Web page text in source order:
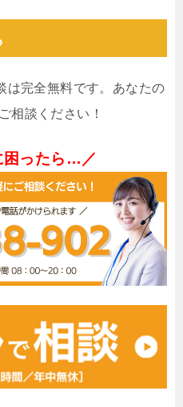
は完全無料です。あなたの
相談ください！
困ったら…／